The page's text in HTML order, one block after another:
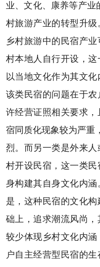
业、文化、康养等产业
村旅游产业的转型升
乡村旅游中的民宿产
村本地人自行开设，
以当地文化作为其文化
该类民宿的问题在于
许经营证照相关要求
宿同质化现象较为严重
烈。而另一类是外来
村开设民宿，这一类
身构建其自身文化内
是，这种民宿的文化
础上，追求潮流风尚，
较少体现乡村文化内
户自主经营型民宿的